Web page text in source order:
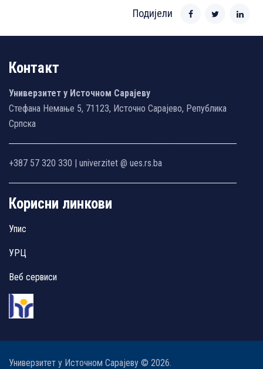
Подијели
Контакт
Универзитет у Источном Сарајеву
Стефана Немање 5, 71123, Источно Сарајево, Република
Српска
+387 57 320 330 | univerzitet @ ues.rs.ba
Корисни линкови
Упис
УРЦ
Веб сервиси
Универзитет у Источном Сарајеву © 2026.